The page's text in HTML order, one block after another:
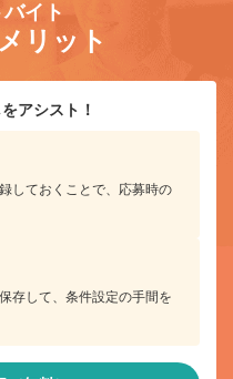
イト
リット
アシスト！
しておくことで、応募時の
存して、条件設定の手間を